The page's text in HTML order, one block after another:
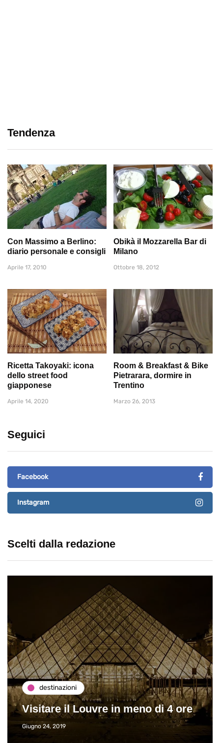
Tendenza
Con Massimo a Berlino:
diario personale e consigli
Aprile 17, 2010
Obikà il Mozzarella Bar di
Milano
Ottobre 18, 2012
Ricetta Takoyaki: icona
dello street food
giapponese
Aprile 14, 2020
Room & Breakfast & Bike
Pietrarara, dormire in
Trentino
Marzo 26, 2013
Seguici
Facebook
Instagram
Scelti dalla redazione
destinazioni
Visitare il Louvre in meno di 4 ore
Giugno 24, 2019